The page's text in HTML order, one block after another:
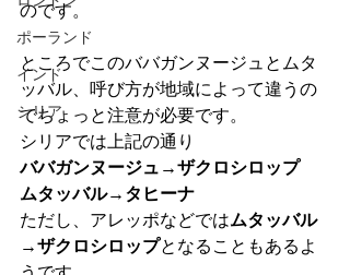
ポーランド
インド
シリア
のです。
ところでこのババガンヌージュとムタ
ッバル、呼び方が地域によって違うの
でちょっと注意が必要です。
シリアでは上記の通り
ババガンヌージュ→ザクロシロップ
ムタッバル→タヒーナ
ただし、アレッポなどではムタッバル
→ザクロシロップとなることもあるよ